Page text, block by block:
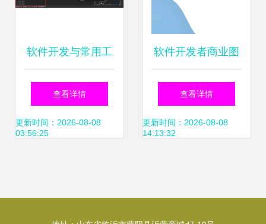
软件开发与常用工
具清单
查看详情
更新时间：2026-08-08
03:56:25
软件开发者商业图
标设计要素与价值
体现
查看详情
更新时间：2026-08-08
14:13:32